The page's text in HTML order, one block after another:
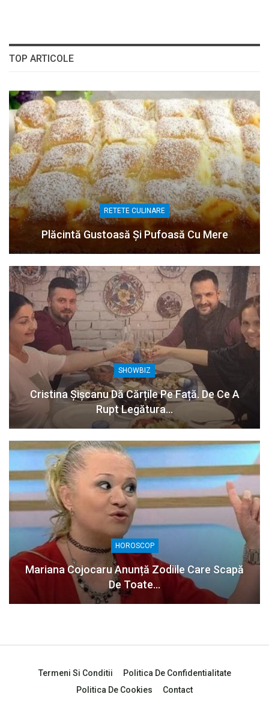
TOP ARTICOLE
RETETE CULINARE
Plăcintă Gustoasă Și Pufoasă Cu Mere
SHOWBIZ
Cristina Șișcanu Dă Cărțile Pe Față. De Ce A
Rupt Legătura…
HOROSCOP
Mariana Cojocaru Anunță Zodiile Care Scapă
De Toate…
Termeni Si Conditii
Politica De Confidentialitate
Politica De Cookies
Contact